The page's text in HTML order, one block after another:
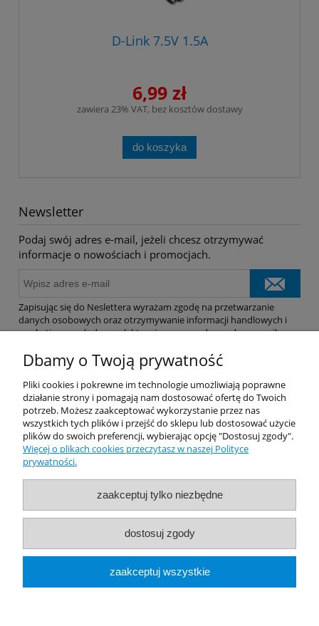
D-Link 7.5V 1.5A
6,99 zł
zawiera 23% VAT, bez kosztów dostawy
do koszyka
Newsletter
Podaj swój adres e-mail, jeżeli chcesz otrzymywać
informacje o nowościach i promocjach.
Zapisując się do Neslettera wyrażam zgodę na przetwarzanie
danych osobowych oraz otrzymywanie informacji handlowych i
marketingowych drogą elektroniczną na podany adres e-mail.
Pomoc
Dostawa
Moje konto
O firmie
Rekomendowane Strony
Dbamy o Twoją prywatność
Pliki cookies i pokrewne im technologie umożliwiają poprawne
działanie strony i pomagają nam dostosować ofertę do Twoich
potrzeb. Możesz zaakceptować wykorzystanie przez nas
wszystkich tych plików i przejść do sklepu lub dostosować użycie
plików do swoich preferencji, wybierając opcję "Dostosuj zgody".
Więcej o plikach cookies przeczytasz w naszej Polityce
prywatności.
zaakceptuj tylko niezbędne
dostosuj zgody
zaakceptuj wszystkie